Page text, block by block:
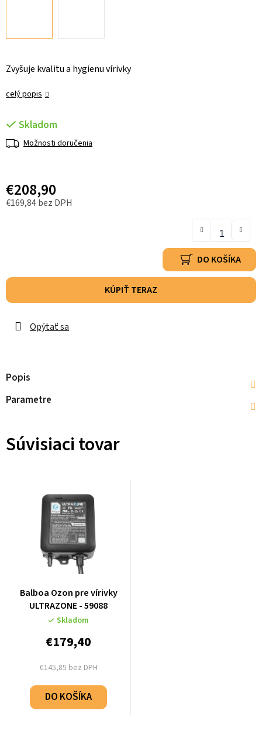
Zvyšuje kvalitu a hygienu vírivky
celý popis
Skladom
Možnosti doručenia
€208,90
€169,84 bez DPH
DO KOŠÍKA
KÚPIŤ TERAZ
Opýtať sa
Popis
Parametre
Súvisiaci tovar
Balboa Ozon pre vírivky
ULTRAZONE - 59088
Skladom
€145,85 bez DPH
€179,40
DO KOŠÍKA